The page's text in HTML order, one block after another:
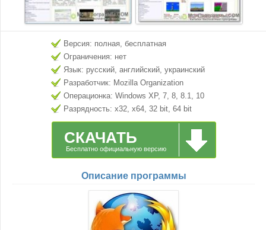
Версия: полная, бесплатная
Ограничения: нет
Язык: русский, английский, украинский
Разработчик: Mozilla Organization
Операционка: Windows XP, 7, 8, 8.1, 10
Разрядность: x32, x64, 32 bit, 64 bit
СКАЧАТЬ
Бесплатно официальную версию
Описание программы